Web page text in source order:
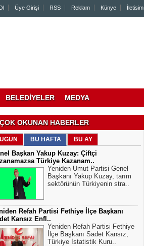
Üye Girişi RSS Reklam Künye İletisim
BELEDİYELER MEDYA
OKUNAN HABERLER
BU HAFTA BU AY
Başkan Yakup Kuzay: Çiftçi
Türkiye Kazanam..
Yeniden Umut Partisi Genel
Başkanı Yakup Kuzay, tarım
sektörünün Türkiyenin stra..
Refah Partisi Fethiye İlçe Başkanı
Kansız Enfl..
Yeniden Refah Partisi Fethiye
İlçe Başkanı Sadet Kansız,
Türkiye İstatistik Kuru..